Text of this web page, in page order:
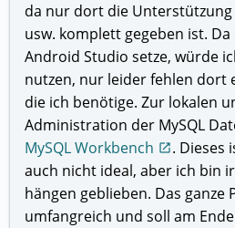
da nur dort die Unterstützung
usw. komplett gegeben ist.
Android Studio setze, würde
nutzen, nur leider fehlen dort
die ich benötige. Zur lokalen
Administration der MySQL
MySQL Workbench open_in_new. Dieses
auch nicht ideal, aber ich bin
hängen geblieben. Das ganze
umfangreich und soll am